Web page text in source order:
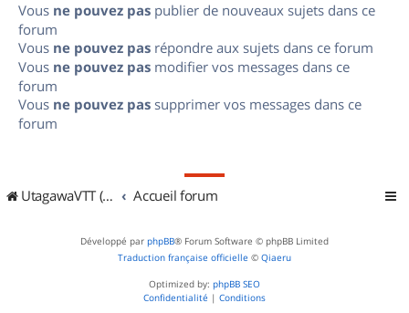
Vous ne pouvez pas publier de nouveaux sujets dans ce
forum
Vous ne pouvez pas répondre aux sujets dans ce forum
Vous ne pouvez pas modifier vos messages dans ce
forum
Vous ne pouvez pas supprimer vos messages dans ce
forum
UtagawaVTT (Randos VTT et VTTAE avec traces GPS) Accueil forum
Développé par phpBB® Forum Software © phpBB Limited
Traduction française officielle © Qiaeru
Optimized by: phpBB SEO
Confidentialité | Conditions